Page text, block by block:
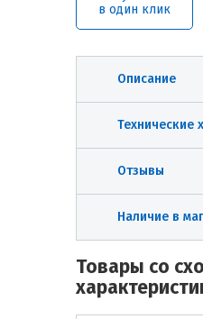
в один клик
Описание
Технические
Отзывы
Наличие в
Товары со